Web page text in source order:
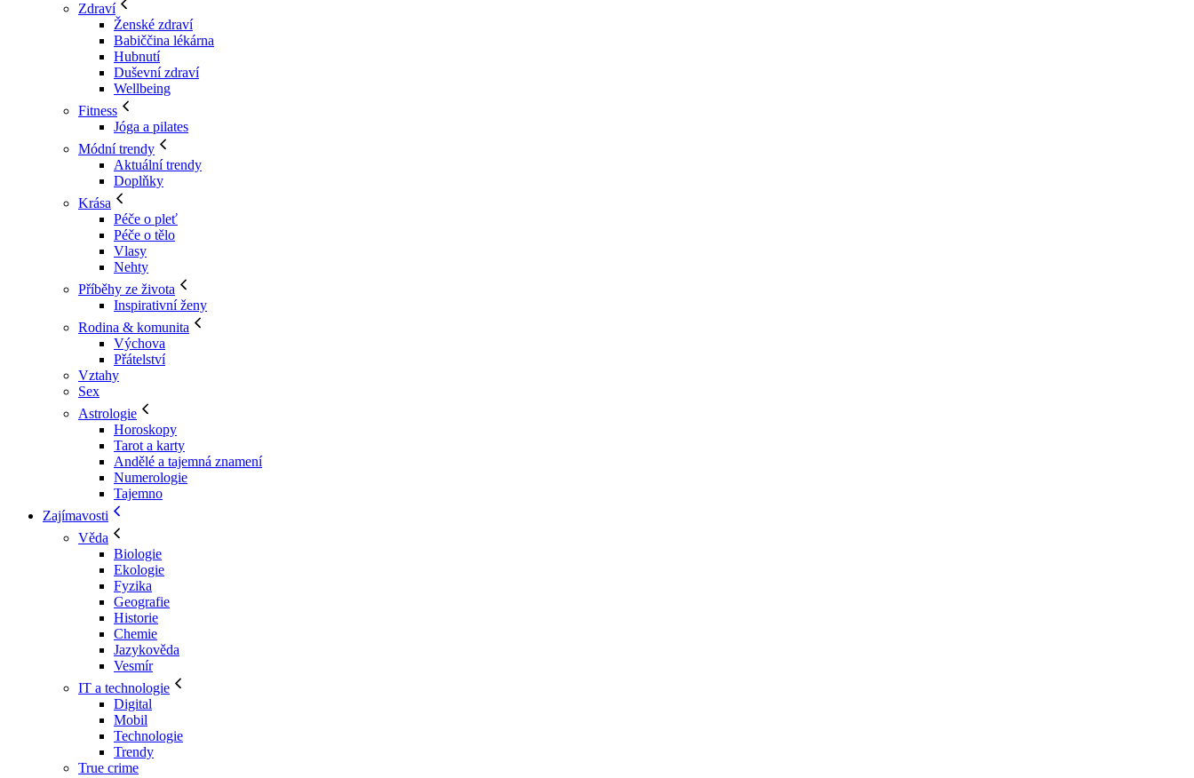
Zdraví
Ženské zdraví
Babiččina lékárna
Hubnutí
Duševní zdraví
Wellbeing
Fitness
Jóga a pilates
Módní trendy
Aktuální trendy
Doplňky
Krása
Péče o pleť
Péče o tělo
Vlasy
Nehty
Příběhy ze života
Inspirativní ženy
Rodina & komunita
Výchova
Přátelství
Vztahy
Sex
Astrologie
Horoskopy
Tarot a karty
Andělé a tajemná znamení
Numerologie
Tajemno
Zajímavosti
Věda
Biologie
Ekologie
Fyzika
Geografie
Historie
Chemie
Jazykověda
Vesmír
IT a technologie
Digital
Mobil
Technologie
Trendy
True crime